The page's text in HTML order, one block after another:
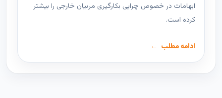
ابهامات در خصوص چرایی بکارگیری مربیان خارجی را بیشتر
کرده است.
ادامه مطلب